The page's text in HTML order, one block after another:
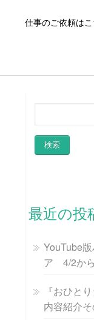
仕事のご依頼は
最近の投
YouTube
ア 4/2か
『おひと
内容紹介